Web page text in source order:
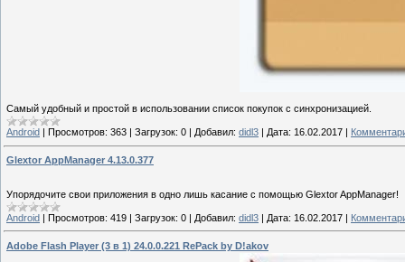
Самый удобный и простой в использовании список покупок с синхронизацией.
Android Просмотров: 363 Загрузок: 0 Добавил: didl3 Дата: 16.02.2017
Glextor AppManager 4.13.0.377
Упорядочите свои приложения в одно лишь касание с помощью Glextor AppManager!
Android | Просмотров: 419 | Загрузок: 0 | Добавил: didl3 | Дата: 16.02.2017 |
Adobe Flash Player (3 в 1) 24.0.0.221 RePack by D!akov